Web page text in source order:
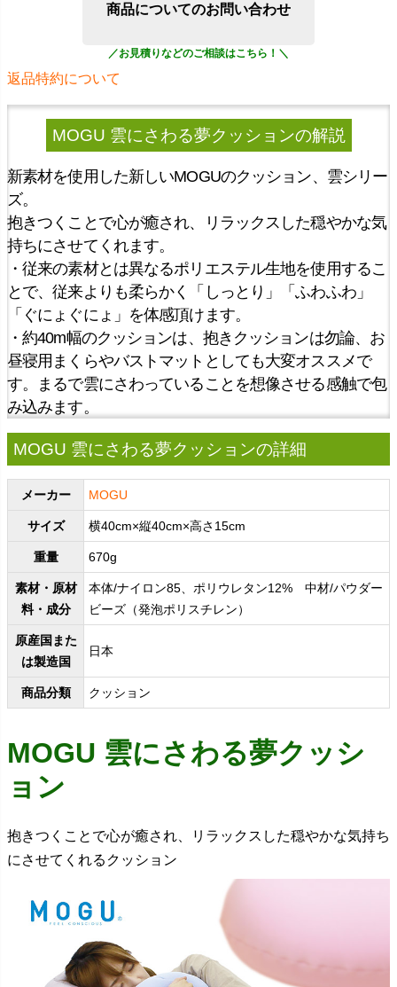
商品についてのお問い合わせ
返品特約について
MOGU 雲にさわる夢クッションの解説
新素材を使用した新しいMOGUのクッション、雲シリー
ズ。
抱きつくことで心が癒され、リラックスした穏やかな気
持ちにさせてくれます。
・従来の素材とは異なるポリエステル生地を使用するこ
とで、従来よりも柔らかく「しっとり」「ふわふわ」
「ぐにょぐにょ」を体感頂けます。
・約40m幅のクッションは、抱きクッションは勿論、お
昼寝用まくらやバストマットとしても大変オススメで
す。まるで雲にさわっていることを想像させる感触で包
み込みます。
MOGU 雲にさわる夢クッションの詳細
メーカー MOGU
サイズ 横40cm×縦40cm×高さ15cm
重量 670g
素材・原材
料・成分
本体/ナイロン85、ポリウレタン12% 中材/パウダー
ビーズ（発泡ポリスチレン）
原産国また
は製造国
日本
商品分類 クッション
MOGU 雲にさわる夢クッシ
ョン
抱きつくことで心が癒され、リラックスした穏やかな気持ち
にさせてくれるクッション